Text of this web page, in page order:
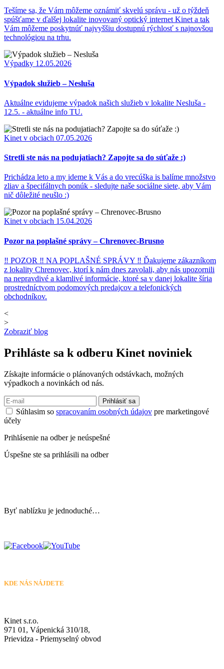
Tešíme sa, že Vám môžeme oznámiť skvelú správu - už o týždeň
spúšťame v ďalšej lokalite inovovaný optický internet Kinet a tak
Vám môžeme poskytnúť najvyššiu dostupnú rýchlosť s najnovšou
technológiou na trhu.
Výpadky 12.05.2026
Výpadok služieb – Nesluša
Aktuálne evidujeme výpadok našich služieb v lokalite Nesluša -
12.5. - aktuálne info TU.
Kinet v obciach 07.05.2026
Stretli ste nás na podujatiach? Zapojte sa do súťaže :)
Prichádza leto a my ideme k Vás a do vrecúška is balíme množstvo
zliav a špecifálnych ponúk - sledujte naše sociálne siete, aby Vám
nič dôležité neušlo :)
Kinet v obciach 15.04.2026
Pozor na poplašné správy – Chrenovec-Brusno
‼ POZOR ‼ NA POPLAŠNÉ SPRÁVY ‼ Ďakujeme zákazníkom
z lokality Chrenovec, ktorí k nám dnes zavolali, aby nás upozornili
na nepravdivé a klamlivé informácie, ktoré sa v danej lokalite šíria
prostredníctvom podomových predajcov a telefonických
obchodníkov.
<
>
Zobraziť blog
Prihláste sa k odberu Kinet noviniek
Získajte informácie o plánovaných odstávkach, možných
výpadkoch a novinkách od nás.
Prihlásiť sa
Súhlasim so spracovaním osobných údajov pre marketingové
účely
Prihlásenie na odber je neúspešné
Úspešne ste sa prihlásili na odber
Byť nablízku je jednoduché…
KDE NÁS NÁJDETE
Kinet s.r.o.
971 01, Vápenická 310/18,
Prievidza - Priemyselný obvod